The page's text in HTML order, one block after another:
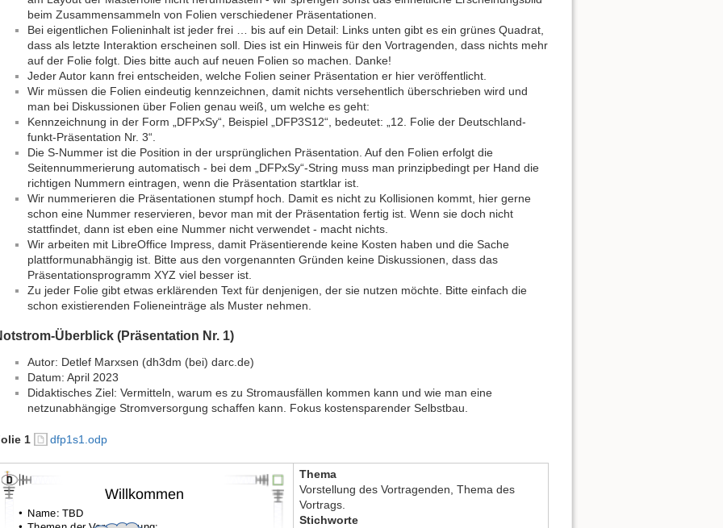
beim Zusammensammeln von Folien verschiedener Präsentationen.
Bei eigentlichen Folieninhalt ist jeder frei … bis auf ein Detail: Links unten gibt es ein grünes Quadrat,
dass als letzte Interaktion erscheinen soll. Dies ist ein Hinweis für den Vortragenden, dass nichts mehr
auf der Folie folgt. Dies bitte auch auf neuen Folien so machen. Danke!
Jeder Autor kann frei entscheiden, welche Folien seiner Präsentation er hier veröffentlicht.
Wir müssen die Folien eindeutig kennzeichnen, damit nichts versehentlich überschrieben wird und
man bei Diskussionen über Folien genau weiß, um welche es geht:
Kennzeichnung in der Form „DFPxSy“, Beispiel „DFP3S12“, bedeutet: „12. Folie der Deutschland-
funkt-Präsentation Nr. 3“.
Die S-Nummer ist die Position in der ursprünglichen Präsentation. Auf den Folien erfolgt die
Seitennummerierung automatisch - bei dem „DFPxSy“-String muss man prinzipbedingt per Hand die
richtigen Nummern eintragen, wenn die Präsentation startklar ist.
Wir nummerieren die Präsentationen stumpf hoch. Damit es nicht zu Kollisionen kommt, hier gerne
schon eine Nummer reservieren, bevor man mit der Präsentation fertig ist. Wenn sie doch nicht
stattfindet, dann ist eben eine Nummer nicht verwendet - macht nichts.
Wir arbeiten mit LibreOffice Impress, damit Präsentierende keine Kosten haben und die Sache
plattformunabhängig ist. Bitte aus den vorgenannten Gründen keine Diskussionen, dass das
Präsentationsprogramm XYZ viel besser ist.
Zu jeder Folie gibt etwas erklärenden Text für denjenigen, der sie nutzen möchte. Bitte einfach die
schon existierenden Folieneinträge als Muster nehmen.
Überblick (Präsentation Nr. 1)
Autor: Detlef Marxsen (dh3dm (bei) darc.de)
Datum: April 2023
Didaktisches Ziel: Vermitteln, warum es zu Stromausfällen kommen kann und wie man eine
netzunabhängige Stromversorgung schaffen kann. Fokus kostensparender Selbstbau.
1 dfp1s1.odp
Thema
Vorstellung des Vortragenden, Thema des
Vortrags.
Stichworte